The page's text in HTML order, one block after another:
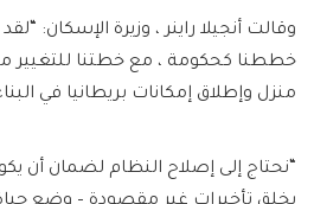
وقالت أنجيلا راينر ، وزيرة الإسكان:
منزل وإطلاق إمكانات بريطانيا في
“نحتاج إلى إصلاح النظام لضمان أن